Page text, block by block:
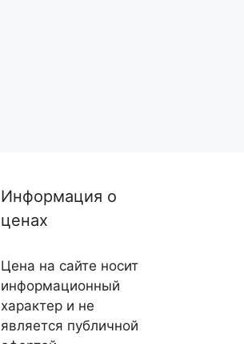
Информация о
ценах
Цена на сайте носит
информационный
характер и не
является публичной